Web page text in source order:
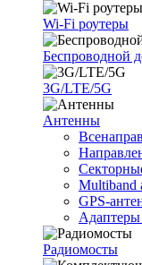
Wi-Fi роутеры
Беспроводной
3G/LTE/5G
Антенны
Multiband
GPS-
Адаптеры
Радиомосты